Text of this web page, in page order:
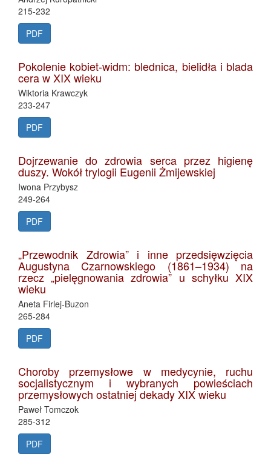
215-232
PDF
Pokolenie kobiet-widm: blednica, bielidła i blada
cera w XIX wieku
Wiktoria Krawczyk
233-247
PDF
Dojrzewanie do zdrowia serca przez higienę
duszy. Wokół trylogii Eugenii Żmijewskiej
Iwona Przybysz
249-264
PDF
„Przewodnik Zdrowia” i inne przedsięwzięcia
Augustyna Czarnowskiego (1861–1934) na
rzecz „pielęgnowania zdrowia” u schyłku XIX
wieku
Aneta Firlej-Buzon
265-284
PDF
Choroby przemysłowe w medycynie, ruchu
socjalistycznym i wybranych powieściach
przemysłowych ostatniej dekady XIX wieku
Paweł Tomczok
285-312
PDF